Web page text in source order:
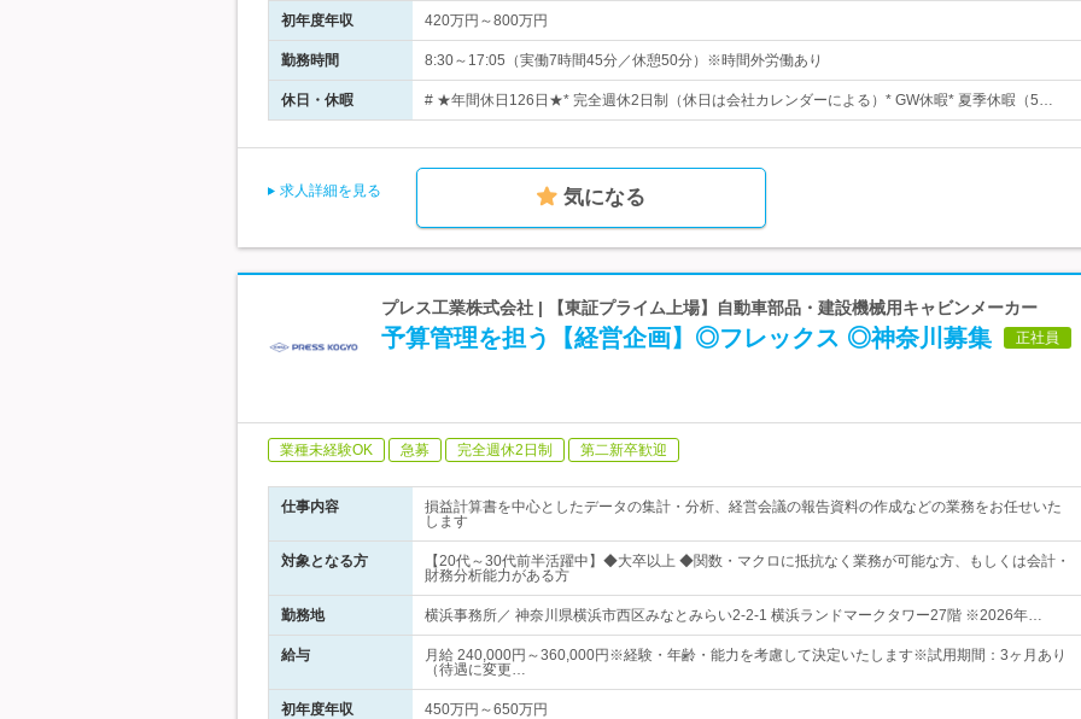
初年度年収 420万円～800万円
勤務時間 8:30～17:05（実働7時間45分／休憩50分）※時間外労働あり
休日・休暇 # ★年間休日126日★* 完全週休2日制（休日は会社カレンダーによる）* GW休暇* 夏季休暇（5…
求人詳細を見る 気になる
プレス工業株式会社 | 【東証プライム上場】自動車部品・建設機械用キャビンメーカー
予算管理を担う【経営企画】◎フレックス ◎神奈川募集 正社員
業種未経験OK 急募 完全週休2日制 第二新卒歓迎
仕事内容
損益計算書を中心としたデータの集計・分析、経営会議の報告資料の作成などの業務をお任せいた
します
対象となる方
【20代～30代前半活躍中】◆大卒以上 ◆関数・マクロに抵抗なく業務が可能な方、もしくは会計・
財務分析能力がある方
勤務地 横浜事務所／ 神奈川県横浜市西区みなとみらい2-2-1 横浜ランドマークタワー27階 ※2026年…
給与
月給 240,000円～360,000円※経験・年齢・能力を考慮して決定いたします※試用期間：3ヶ月あり
（待遇に変更…
初年度年収 450万円～650万円